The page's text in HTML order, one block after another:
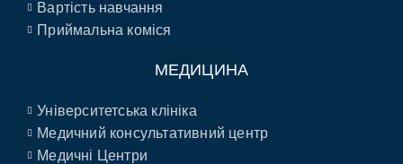
Вартість навчання
Приймальна коміся
МЕДИЦИНА
Університетська клініка
Медичний консультативний центр
Медичні Центри